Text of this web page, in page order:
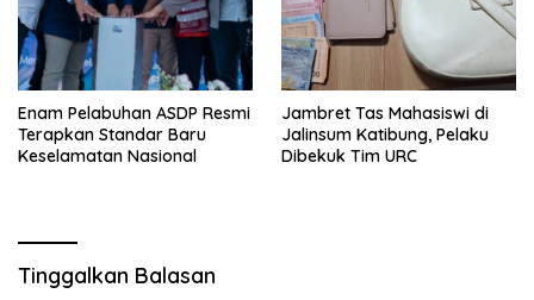
Enam Pelabuhan ASDP Resmi
Terapkan Standar Baru
Keselamatan Nasional
Jambret Tas Mahasiswi di
Jalinsum Katibung, Pelaku
Dibekuk Tim URC
Tinggalkan Balasan